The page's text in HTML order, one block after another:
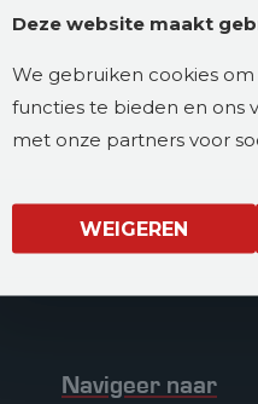
Navigeer naar
Deze website maakt
We gebruiken cookies
functies te bieden en ons
met onze partners voor
WEIGEREN